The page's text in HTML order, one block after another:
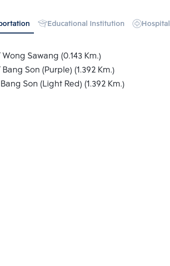
Educational Institution Hospital
Wong Sawang (0.143 Km.)
Bang Son (Purple) (1.392 Km.)
Son (Light Red) (1.392 Km.)